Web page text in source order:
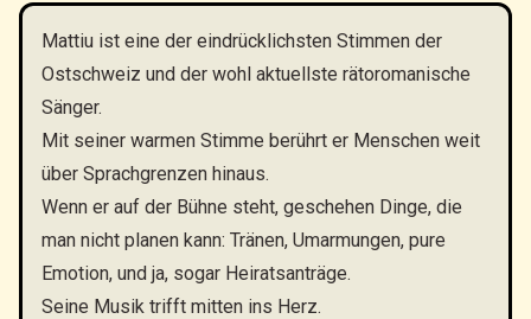
Mattiu ist eine der eindrücklichsten Stimmen der
Ostschweiz und der wohl aktuellste rätoromanische
Sänger.
Mit seiner warmen Stimme berührt er Menschen weit
über Sprachgrenzen hinaus.
Wenn er auf der Bühne steht, geschehen Dinge, die
man nicht planen kann: Tränen, Umarmungen, pure
Emotion, und ja, sogar Heiratsanträge.
Seine Musik trifft mitten ins Herz.